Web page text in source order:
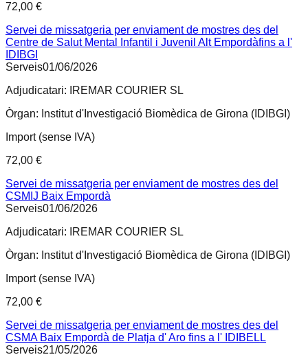
72,00 €
Servei de missatgeria per enviament de mostres des del
Centre de Salut Mental Infantil i Juvenil Alt Empordàfins a l'
IDIBGI
Serveis01/06/2026
Adjudicatari:
IREMAR COURIER SL
Òrgan: Institut d'Investigació Biomèdica de Girona (IDIBGI)
Import (sense IVA)
72,00 €
Servei de missatgeria per enviament de mostres des del
CSMIJ Baix Empordà
Serveis01/06/2026
Adjudicatari:
IREMAR COURIER SL
Òrgan: Institut d'Investigació Biomèdica de Girona (IDIBGI)
Import (sense IVA)
72,00 €
Servei de missatgeria per enviament de mostres des del
CSMA Baix Empordà de Platja d' Aro fins a l' IDIBELL
Serveis21/05/2026